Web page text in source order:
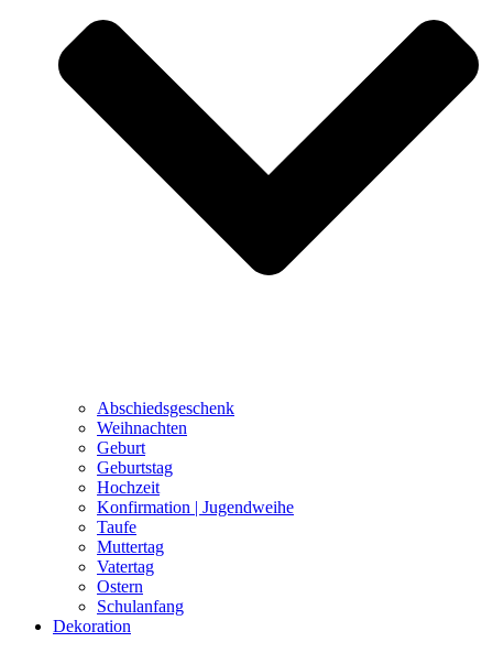
Abschiedsgeschenk
Weihnachten
Geburt
Geburtstag
Hochzeit
Konfirmation | Jugendweihe
Taufe
Muttertag
Vatertag
Ostern
Schulanfang
Dekoration